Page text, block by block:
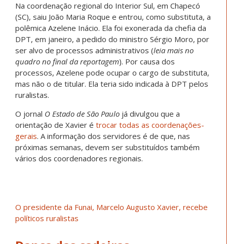
Na coordenação regional do Interior Sul, em Chapecó
(SC), saiu João Maria Roque e entrou, como substituta, a
polêmica Azelene Inácio. Ela foi exonerada da chefia da
DPT, em janeiro, a pedido do ministro Sérgio Moro, por
ser alvo de processos administrativos (leia mais no
quadro no final da reportagem). Por causa dos
processos, Azelene pode ocupar o cargo de substituta,
mas não o de titular. Ela teria sido indicada à DPT pelos
ruralistas.
O jornal O Estado de São Paulo já divulgou que a
orientação de Xavier é trocar todas as coordenações-
gerais. A informação dos servidores é de que, nas
próximas semanas, devem ser substituídos também
vários dos coordenadores regionais.
O presidente da Funai, Marcelo Augusto Xavier, recebe
políticos ruralistas